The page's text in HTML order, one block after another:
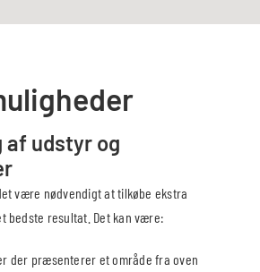
af udstyr og
være nødvendigt at tilkøbe ekstra
bedste resultat. Det kan være:
der præsenterer et område fra oven